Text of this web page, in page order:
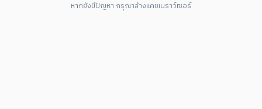
หากยังมีปัญหา กรุณาล้างแคชเบราว์เซอร์